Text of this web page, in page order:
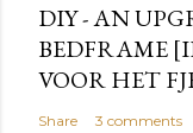
DIY - AN
BEDFRAME
VOOR HET
Share 3 comments